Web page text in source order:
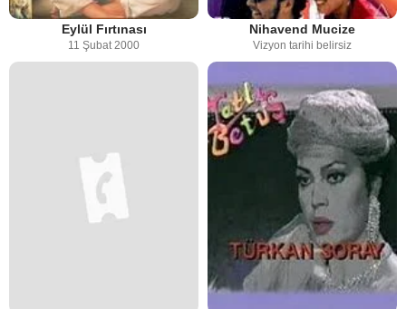
Eylül Fırtınası
11 Şubat 2000
Nihavend Mucize
Vizyon tarihi belirsiz